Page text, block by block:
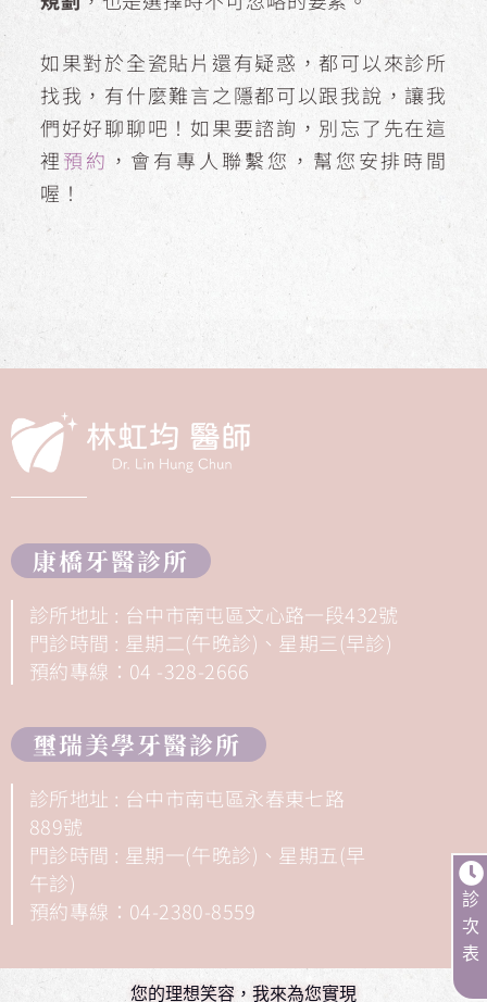
如果對於全瓷貼片還有疑惑，都可以來診所
找我，有什麼難言之隱都可以跟我說，讓我
們好好聊聊吧！如果要諮詢，別忘了先在這
裡預約 ，會有專人聯繫您，幫您安排時間
喔！
診
次
表
康橋牙醫診所
診所地址 : 台中市南屯區文心路一段432號
門診時間 : 星期二(午晚診)、星期三(早診)
預約專線：04 -328-2666
璽瑞美學牙醫診所
診所地址 : 台中市南屯區永春東七路
889號
門診時間 : 星期一(午晚診)、星期五(早
午診)
預約專線：04-2380-8559
您的理想笑容，我來為您實現